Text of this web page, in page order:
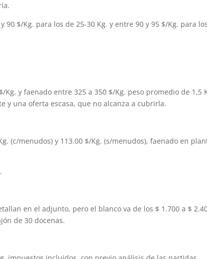
$/Kg. para los de 25-30 Kg. y entre 90 y 95 $/Kg. para
y faenado entre 325 a 350 $/Kg. peso promedio de 1,5
y una oferta escasa, que no alcanza a cubrirla.
(c/menudos) y 113.00 $/Kg. (s/menudos), faenado en
en el adjunto, pero el blanco va de los $ 1.700 a $
de 30 docenas.